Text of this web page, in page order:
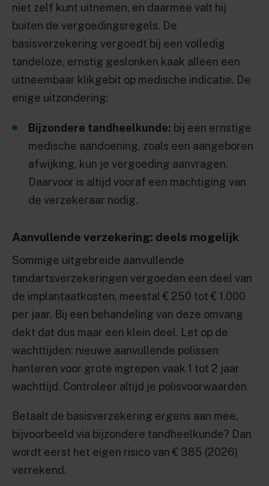
niet zelf kunt uitnemen, en daarmee valt hij
buiten de vergoedingsregels. De
basisverzekering vergoedt bij een volledig
tandeloze, ernstig geslonken kaak alleen een
uitneembaar klikgebit op medische indicatie. De
enige uitzondering:
Bijzondere tandheelkunde: bij een ernstige
medische aandoening, zoals een aangeboren
afwijking, kun je vergoeding aanvragen.
Daarvoor is altijd vooraf een machtiging van
de verzekeraar nodig.
Aanvullende verzekering: deels mogelijk
Sommige uitgebreide aanvullende
tandartsverzekeringen vergoeden een deel van
de implantaatkosten, meestal € 250 tot € 1.000
per jaar. Bij een behandeling van deze omvang
dekt dat dus maar een klein deel. Let op de
wachttijden: nieuwe aanvullende polissen
hanteren voor grote ingrepen vaak 1 tot 2 jaar
wachttijd. Controleer altijd je polisvoorwaarden.
Betaalt de basisverzekering ergens aan mee,
bijvoorbeeld via bijzondere tandheelkunde? Dan
wordt eerst het eigen risico van € 385 (2026)
verrekend.